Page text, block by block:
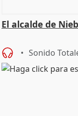
El alcalde de
Sonido